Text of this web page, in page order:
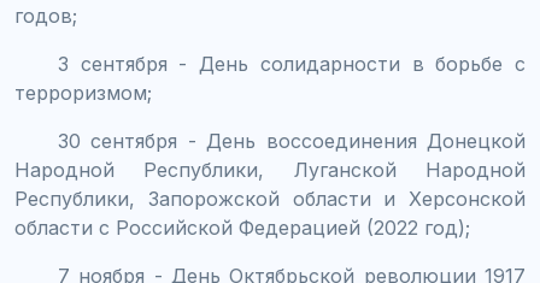
годов;
3 сентября - День солидарности в борьбе с
терроризмом;
30 сентября - День воссоединения Донецкой
Народной Республики, Луганской Народной
Республики, Запорожской области и Херсонской
области с Российской Федерацией (2022 год);
7 ноября - День Октябрьской революции 1917